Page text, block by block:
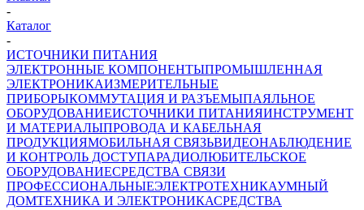
-
Каталог
-
ИСТОЧНИКИ ПИТАНИЯ
ЭЛЕКТРОННЫЕ КОМПОНЕНТЫПРОМЫШЛЕННАЯ
ЭЛЕКТРОНИКАИЗМЕРИТЕЛЬНЫЕ
ПРИБОРЫКОММУТАЦИЯ И РАЗЪЕМЫПАЯЛЬНОЕ
ОБОРУДОВАНИЕИСТОЧНИКИ ПИТАНИЯИНСТРУМЕНТ
И МАТЕРИАЛЫПРОВОДА И КАБЕЛЬНАЯ
ПРОДУКЦИЯМОБИЛЬНАЯ СВЯЗЬВИДЕОНАБЛЮДЕНИЕ
И КОНТРОЛЬ ДОСТУПАРАДИОЛЮБИТЕЛЬСКОЕ
ОБОРУДОВАНИЕСРЕДСТВА СВЯЗИ
ПРОФЕССИОНАЛЬНЫЕЭЛЕКТРОТЕХНИКАУМНЫЙ
ДОМТЕХНИКА И ЭЛЕКТРОНИКАСРЕДСТВА